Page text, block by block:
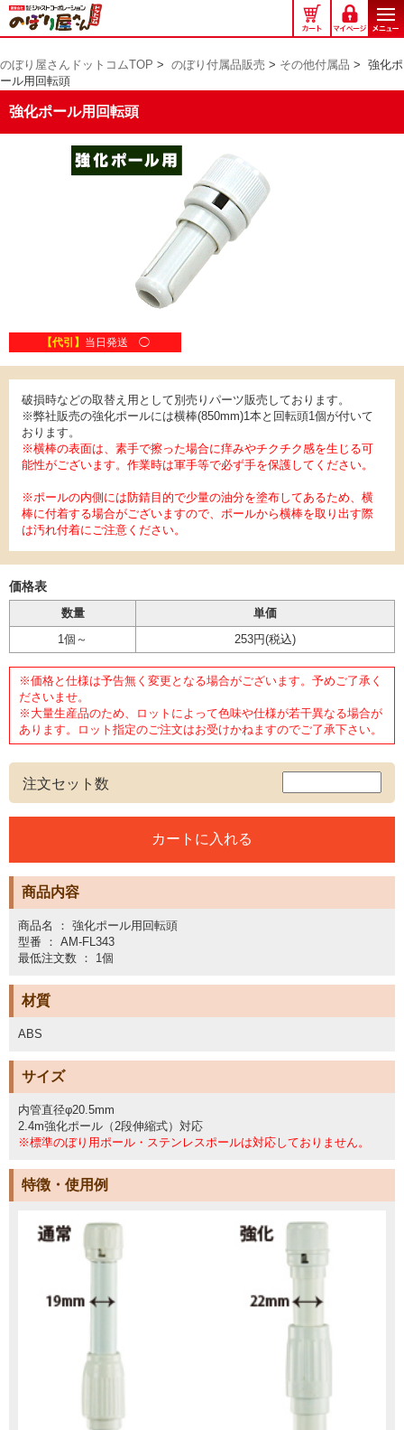
の
ぼ
屋
さ
ん
のぼり屋さんドットコムTOP > のぼり付属品販売 > その他付属品 > 強化ポ
ール用回転頭
強化ポール用回転頭
【代引】 当日発送 ◯
破損時などの取替え用として別売りパーツ販売しております。
※弊社販売の強化ポールには横棒(850mm)1本と回転頭1個が付いて
おります。
※横棒の表面は、素手で擦った場合に痒みやチクチク感を生じる可
能性がございます。作業時は軍手等で必ず手を保護してください。
※ポールの内側には防錆目的で少量の油分を塗布してあるため、横
棒に付着する場合がございますので、ポールから横棒を取り出す際
は汚れ付着にご注意ください。
価格表
数量
単価
1個～
253円(税込)
※価格と仕様は予告無く変更となる場合がございます。予めご了承く
ださいませ。
※大量生産品のため、ロットによって色味や仕様が若干異なる場合が
あります。ロット指定のご注文はお受けかねますのでご了承下さい。
注文セット数
商品内容
商品名 ： 強化ポール用回転頭
型番 ： AM-FL343
最低注文数 ： 1個
材質
ABS
サイズ
内管直径φ20.5mm
2.4m強化ポール（2段伸縮式）対応
※標準のぼり用ポール・ステンレスポールは対応しておりません。
特徴・使用例